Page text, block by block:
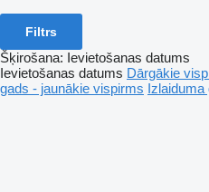
Filtrs
Šķirošana: Ievietošanas datums
Ievietošanas datums Dārgākie
gads - jaunākie vispirms